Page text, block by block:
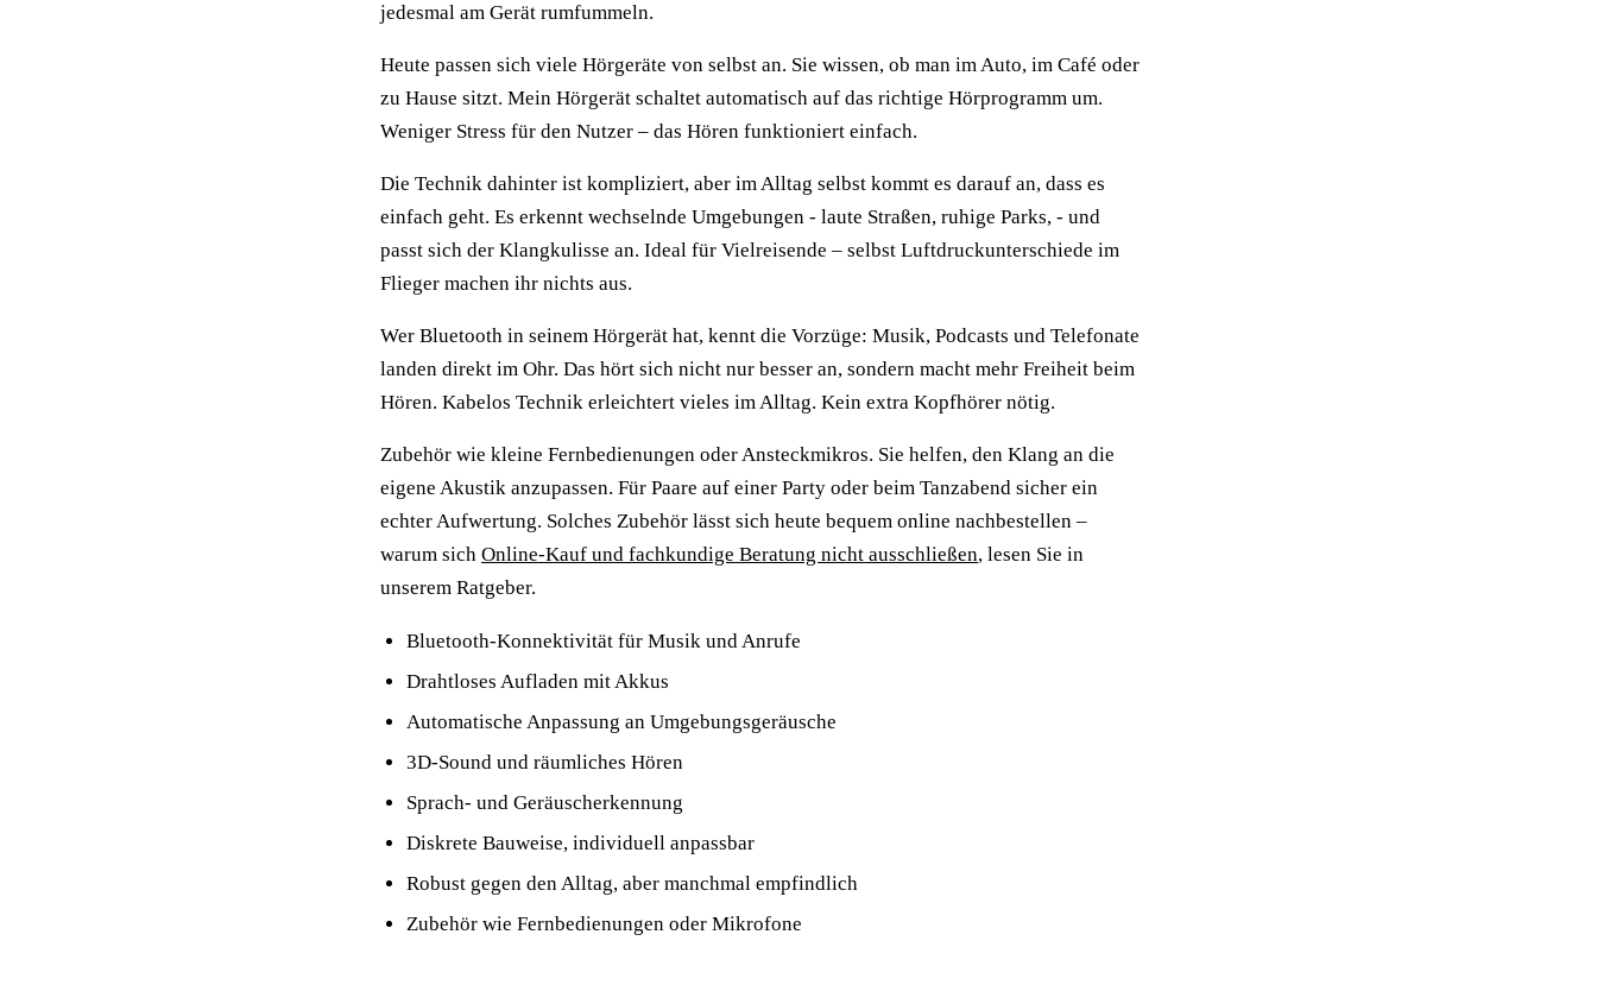
jedesmal am Gerät rumfummeln.
Heute passen sich viele Hörgeräte von selbst an. Sie wissen, ob man im Auto, im Café oder
zu Hause sitzt. Mein Hörgerät schaltet automatisch auf das richtige Hörprogramm um.
Weniger Stress für den Nutzer – das Hören funktioniert einfach.
Die Technik dahinter ist kompliziert, aber im Alltag selbst kommt es darauf an, dass es
einfach geht. Es erkennt wechselnde Umgebungen - laute Straßen, ruhige Parks, - und
passt sich der Klangkulisse an. Ideal für Vielreisende – selbst Luftdruckunterschiede im
Flieger machen ihr nichts aus.
Wer Bluetooth in seinem Hörgerät hat, kennt die Vorzüge: Musik, Podcasts und Telefonate
landen direkt im Ohr. Das hört sich nicht nur besser an, sondern macht mehr Freiheit beim
Hören. Kabelos Technik erleichtert vieles im Alltag. Kein extra Kopfhörer nötig.
Zubehör wie kleine Fernbedienungen oder Ansteckmikros. Sie helfen, den Klang an die
eigene Akustik anzupassen. Für Paare auf einer Party oder beim Tanzabend sicher ein
echter Aufwertung. Solches Zubehör lässt sich heute bequem online nachbestellen –
warum sich Online-Kauf und fachkundige Beratung nicht ausschließen, lesen Sie in
unserem Ratgeber.
Bluetooth-Konnektivität für Musik und Anrufe
Drahtloses Aufladen mit Akkus
Automatische Anpassung an Umgebungsgeräusche
3D-Sound und räumliches Hören
Sprach- und Geräuscherkennung
Diskrete Bauweise, individuell anpassbar
Robust gegen den Alltag, aber manchmal empfindlich
Zubehör wie Fernbedienungen oder Mikrofone